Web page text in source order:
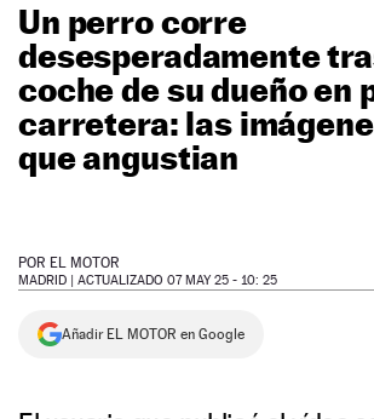
MOTOS
TECNOLOGÍA
SUPERCOCHES
SERVICIOS
Un perro corre
desesperadamente
coche de su dueño en
carretera: las
que angustian
POR EL MOTOR
MADRID | ACTUALIZADO 07 MAY 25 - 10: 25
Añadir EL MOTOR en Google